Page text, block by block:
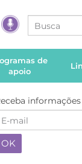
de
apoio